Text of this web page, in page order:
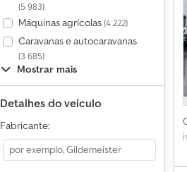
(5 983)
Máquinas agrícolas(4 222)
Caravanas e autocaravanas
(3 685)
Mostrar mais
Detalhes do veículo
Fabricante: